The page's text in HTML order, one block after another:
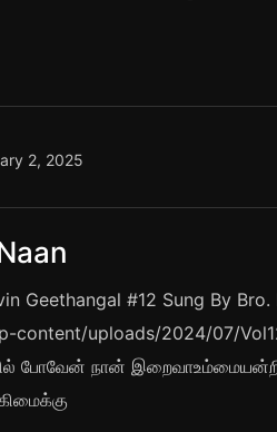
2, 2025
Geethangal #12 Sung By Bro.
content/uploads/2024/07/
போவேன் நான்